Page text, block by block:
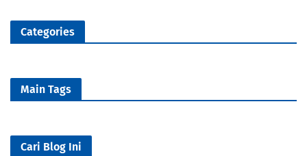
Categories
Main Tags
Cari Blog Ini